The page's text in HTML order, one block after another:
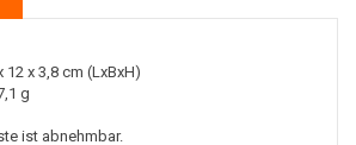
12 x 3,8 cm (LxBxH)
g
ist abnehmbar.